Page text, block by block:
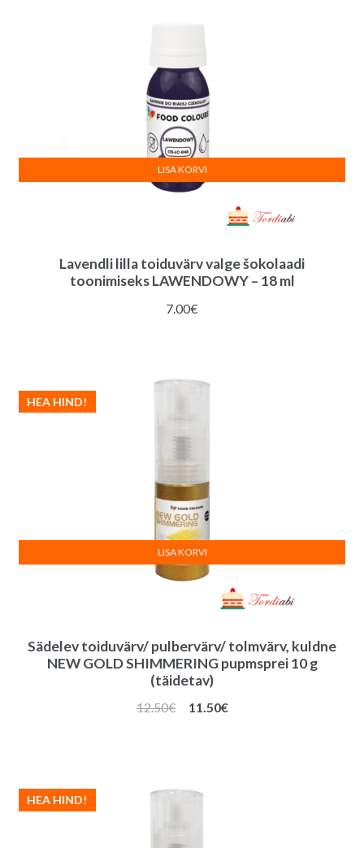
Lavendli lilla toiduvärv valge šokolaadi
toonimiseks LAWENDOWY – 18 ml
7.00€
LISA KORVI
Sädelev toiduvärv/ pulbervärv/ tolmvärv, kuldne
NEW GOLD SHIMMERING pupmsprei 10 g
(täidetav)
HEA HIND!
12.50€
Algne
11.50€Praegune
LISA KORVI
HEA HIND!